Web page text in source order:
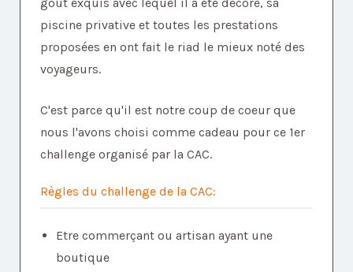
goût exquis avec lequel il a été décoré, sa
piscine privative et toutes les prestations
proposées en ont fait le riad le mieux noté des
voyageurs.
C'est parce qu'il est notre coup de coeur que
nous l'avons choisi comme cadeau pour ce 1er
challenge organisé par la CAC.
Règles du challenge de la CAC:
Etre commerçant ou artisan ayant une
boutique